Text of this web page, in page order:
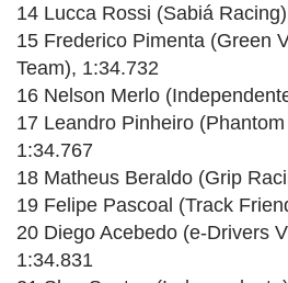
14 Lucca Rossi (Sabiá
15 Frederico Pimenta (Green
Team), 1:34.732
16 Nelson Merlo
17 Leandro Pinheiro
1:34.767
18 Matheus Beraldo (Grip
19 Felipe Pascoal (Track
20 Diego Acebedo (e-Drivers
1:34.831